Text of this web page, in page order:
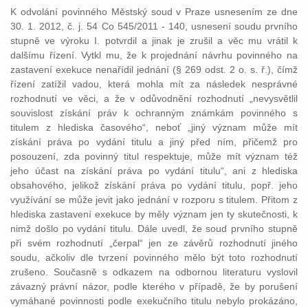
K odvolání povinného Městský soud v Praze usnesením ze dne
30. 1. 2012, č. j. 54 Co 545/2011 - 140, usnesení soudu prvního
stupně ve výroku I. potvrdil a jinak je zrušil a věc mu vrátil k
dalšímu řízení. Vytkl mu, že k projednání návrhu povinného na
zastavení exekuce nenařídil jednání (§ 269 odst. 2 o. s. ř.), čímž
řízení zatížil vadou, která mohla mít za následek nesprávné
rozhodnutí ve věci, a že v odůvodnění rozhodnutí „nevysvětlil
souvislost získání práv k ochranným známkám povinného s
titulem z hlediska časového“, neboť „jiný význam může mít
získání práva po vydání titulu a jiný před ním, přičemž pro
posouzení, zda povinný titul respektuje, může mít význam též
jeho účast na získání práva po vydání titulu“, ani z hlediska
obsahového, jelikož získání práva po vydání titulu, popř. jeho
využívání se může jevit jako jednání v rozporu s titulem. Přitom z
hlediska zastavení exekuce by měly význam jen ty skutečnosti, k
nimž došlo po vydání titulu. Dále uvedl, že soud prvního stupně
při svém rozhodnutí „čerpal“ jen ze závěrů rozhodnutí jiného
soudu, ačkoliv dle tvrzení povinného mělo být toto rozhodnutí
zrušeno. Současně s odkazem na odbornou literaturu vyslovil
závazný právní názor, podle kterého v případě, že by porušení
vymáhané povinnosti podle exekučního titulu nebylo prokázáno,